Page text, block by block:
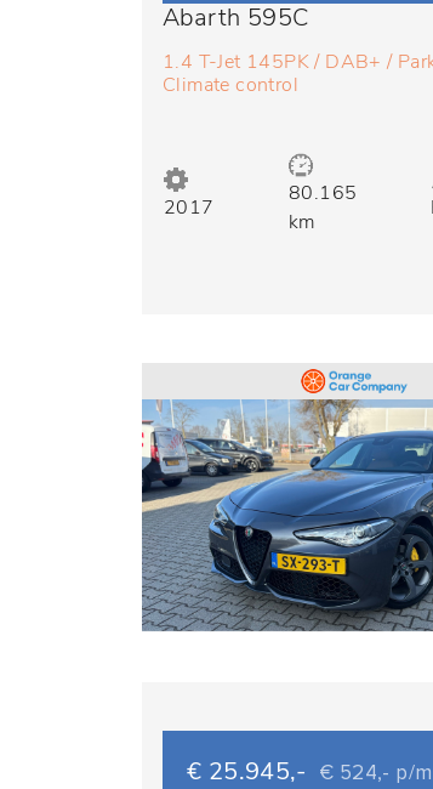
Abarth 595C
1.4 T-Jet 145PK / DAB+ /
Climate control
2017
80.165
km
€ 25.945,- € 524,- p/m